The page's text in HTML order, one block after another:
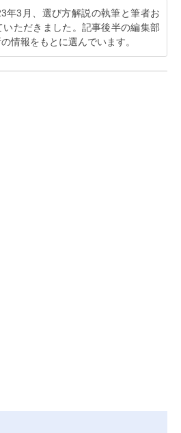
年3月、選び方解説の執筆と筆者お
ただきました。記事後半の編集部
情報をもとに選んでいます。